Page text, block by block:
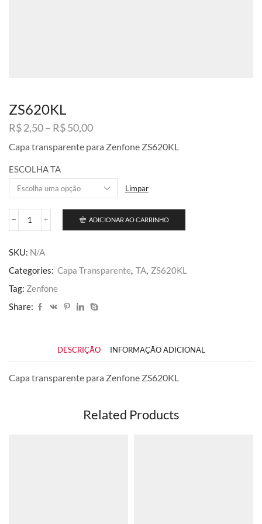
ZS620KL
R$2,50– R$50,00Faixa
preço:
através
R$ 50,00
Capa transparente para Zenfone ZS620KL
ESCOLHA TA
Limpar
ZS620KL
ADICIONAR AO CARRINHO
SKU: N/A
Categories: Capa Transparente, TA, ZS620KL
Tag: Zenfone
Share:
DESCRIÇÃO INFORMAÇÃO ADICIONAL
Capa transparente para Zenfone ZS620KL
Related Products